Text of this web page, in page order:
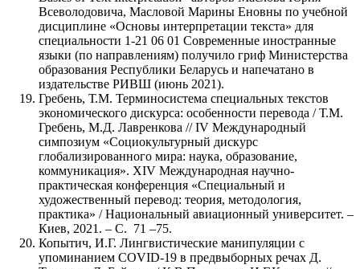
Всеволодовича, Масловой Марины Еновны по учебной
дисциплине «Основы интерпретации текста» для
специальности 1-21 06 01 Современные иностранные
языки (по направлениям) получило гриф Министерства
образования Республики Беларусь и напечатано в
издательстве РИВШ (июнь 2021).
Гребень, Т.М. Терминосистема специальных текстов
экономического дискурса: особенности перевода / Т.М.
Гребень, М.Д. Лавренкова // IV Международный
симпозиум «Социокультурный дискурс
глобализированного мира: наука, образование,
коммуникация». XIV Международная научно-
практическая конференция «Специальный и
художественный перевод: теория, методология,
практика» / Национальный авиационный университет. –
Киев, 2021. – С. 71 –75.
Копытич, И.Г. Лингвистические манипуляции с
упоминанием COVID-19 в предвыборных речах Д.